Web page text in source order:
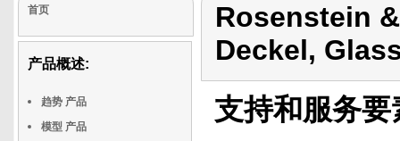
首页
产品概述:
趋势 产品
模型 产品
Rosenstein
Deckel,
支持和服务要